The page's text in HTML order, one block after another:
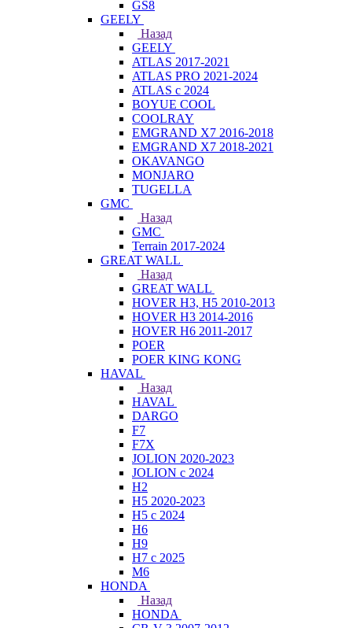
GS8
GEELY
Назад
GEELY
ATLAS 2017-2021
ATLAS PRO 2021-2024
ATLAS с 2024
BOYUE COOL
COOLRAY
EMGRAND X7 2016-2018
EMGRAND X7 2018-2021
OKAVANGO
MONJARO
TUGELLA
GMC
Назад
GMC
Terrain 2017-2024
GREAT WALL
Назад
GREAT WALL
HOVER H3, H5 2010-2013
HOVER H3 2014-2016
HOVER H6 2011-2017
POER
POER KING KONG
HAVAL
Назад
HAVAL
DARGO
F7
F7X
JOLION 2020-2023
JOLION с 2024
H2
H5 2020-2023
H5 с 2024
H6
H9
H7 с 2025
M6
HONDA
Назад
HONDA